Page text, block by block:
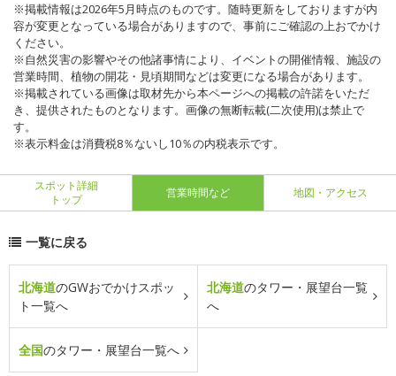
※掲載情報は2026年5月時点のものです。随時更新をしておりますが内
容が変更となっている場合がありますので、事前にご確認の上おでかけ
ください。
※自然災害の影響やその他諸事情により、イベントの開催情報、施設の
営業時間、植物の開花・見頃期間などは変更になる場合があります。
※掲載されている画像は取材先から本ページへの掲載の許諾をいただ
き、提供されたものとなります。画像の無断転載(二次使用)は禁止で
す。
※表示料金は消費税8％ないし10％の内税表示です。
スポット詳細
トップ
営業時間など 地図・アクセス
一覧に戻る
北海道のGWおでかけスポッ
ト一覧へ
北海道のタワー・展望台一覧
へ
全国のタワー・展望台一覧へ